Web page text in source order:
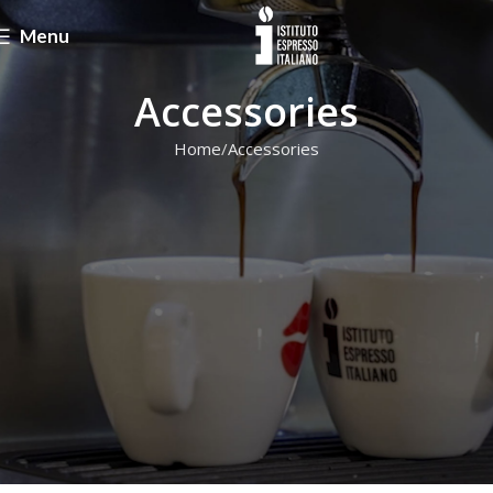
Menu
Accessories
Home Accessories